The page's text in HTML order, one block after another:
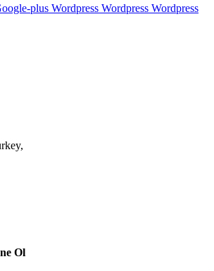
plus Wordpress Wordpress Wordpress
Ol